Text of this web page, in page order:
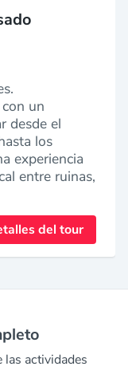
un
desde el
los
experiencia
entre ruinas,
del tour
las actividades